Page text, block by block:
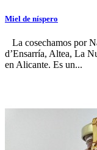
Miel de níspero
La cosechamos por
d’Ensarría, Altea, La
en Alicante. Es un...